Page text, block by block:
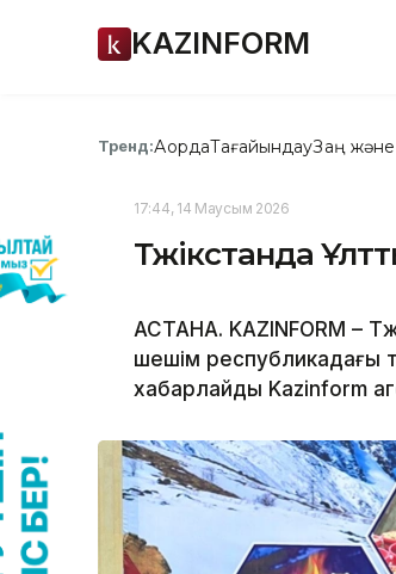
KAZINFORM
Тренд:АқордаТағайындауЗаң және
17:44, 14 Маусым 2026
Тәжікстанда
АСТАНА. KAZINFORM –
шешім республикадағы
хабарлайды Kazinform